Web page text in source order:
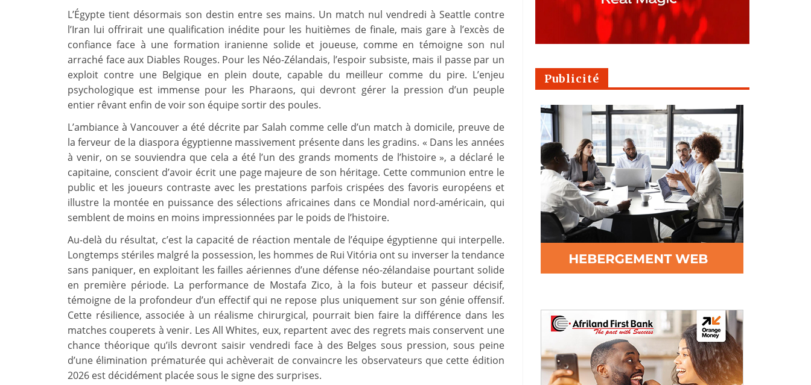
L’Égypte tient désormais son destin entre ses mains. Un match nul vendredi à Seattle contre
l’Iran lui offrirait une qualification inédite pour les huitièmes de finale, mais gare à l’excès de
confiance face à une formation iranienne solide et joueuse, comme en témoigne son nul
arraché face aux Diables Rouges. Pour les Néo-Zélandais, l’espoir subsiste, mais il passe par un
exploit contre une Belgique en plein doute, capable du meilleur comme du pire. L’enjeu
psychologique est immense pour les Pharaons, qui devront gérer la pression d’un peuple
entier rêvant enfin de voir son équipe sortir des poules.
L’ambiance à Vancouver a été décrite par Salah comme celle d’un match à domicile, preuve de
la ferveur de la diaspora égyptienne massivement présente dans les gradins. « Dans les années
à venir, on se souviendra que cela a été l’un des grands moments de l’histoire », a déclaré le
capitaine, conscient d’avoir écrit une page majeure de son héritage. Cette communion entre le
public et les joueurs contraste avec les prestations parfois crispées des favoris européens et
illustre la montée en puissance des sélections africaines dans ce Mondial nord-américain, qui
semblent de moins en moins impressionnées par le poids de l’histoire.
Au-delà du résultat, c’est la capacité de réaction mentale de l’équipe égyptienne qui interpelle.
Longtemps stériles malgré la possession, les hommes de Rui Vitória ont su inverser la tendance
sans paniquer, en exploitant les failles aériennes d’une défense néo-zélandaise pourtant solide
en première période. La performance de Mostafa Zico, à la fois buteur et passeur décisif,
témoigne de la profondeur d’un effectif qui ne repose plus uniquement sur son génie offensif.
Cette résilience, associée à un réalisme chirurgical, pourrait bien faire la différence dans les
matches couperets à venir. Les All Whites, eux, repartent avec des regrets mais conservent une
chance théorique qu’ils devront saisir vendredi face à des Belges sous pression, sous peine
d’une élimination prématurée qui achèverait de convaincre les observateurs que cette édition
2026 est décidément placée sous le signe des surprises.
Publicité